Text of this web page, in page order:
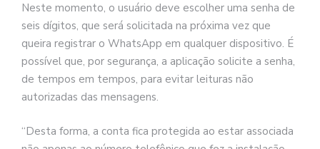
Neste momento, o usuário deve escolher uma senha de
seis dígitos, que será solicitada na próxima vez que
queira registrar o WhatsApp em qualquer dispositivo. É
possível que, por segurança, a aplicação solicite a senha,
de tempos em tempos, para evitar leituras não
autorizadas das mensagens.
“Desta forma, a conta fica protegida ao estar associada